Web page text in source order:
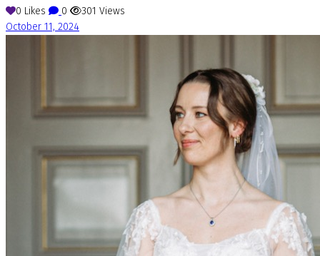
0 Likes 0 301 Views
October 11, 2024